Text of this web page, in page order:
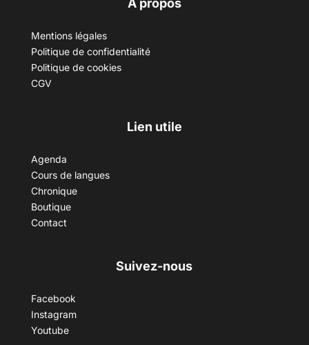
A propos
Mentions légales
Politique de confidentialité
Politique de cookies
CGV
Lien utile
Agenda
Cours de langues
Chronique
Boutique
Contact
Suivez-nous
Facebook
Instagram
Youtube